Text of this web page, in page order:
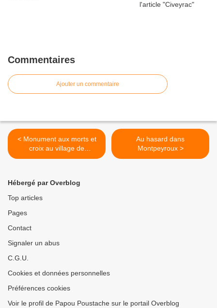
Commentaires
Ajouter un commentaire
< Monument aux morts et
croix au village de
Montpeyroux
Au hasard dans
Montpeyroux >
Hébergé par Overblog
Top articles
Pages
Contact
Signaler un abus
C.G.U.
Cookies et données personnelles
Préférences cookies
Voir le profil de Papou Poustache sur le portail Overblog